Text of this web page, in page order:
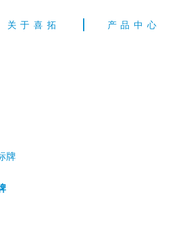
关于喜拓 产品中心